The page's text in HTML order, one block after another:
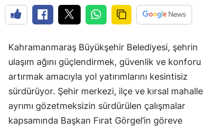
Kahramanmaraş Büyükşehir Belediyesi, şehrin
ulaşım ağını güçlendirmek, güvenlik ve konforu
artırmak amacıyla yol yatırımlarını kesintisiz
sürdürüyor. Şehir merkezi, ilçe ve kırsal mahalle
ayrımı gözetmeksizin sürdürülen çalışmalar
kapsamında Başkan Fırat Görgel’in göreve